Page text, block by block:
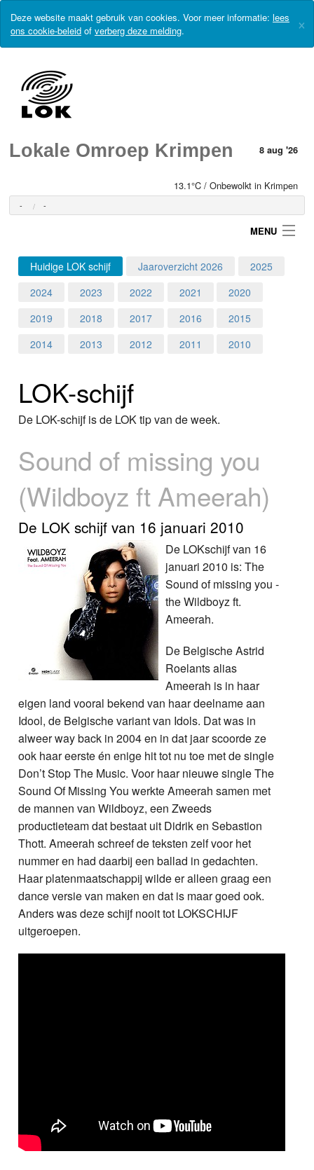
Deze website maakt gebruik van cookies. Voor meer informatie: lees
ons cookie-beleid of verberg deze melding. ×
Lokale Omroep Krimpen 8 aug '26
13.1°C / Onbewolkt in Krimpen
- -
MENU
Login
Home
Programma's
Nieuws
Foto's
Video
Webcam
Info
Huidige LOK schijf Jaaroverzicht 2026
2025
2024
2023 2022 2021
2020
2019
2018 2017 2016
2015
2014
2013 2012 2011 2010
LOK-schijf
De LOK-schijf is de LOK tip van de week.
Sound of missing you
(Wildboyz ft Ameerah)
De LOK schijf van 16 januari 2010
De LOKschijf van 16
januari 2010 is: The
Sound of missing you -
the Wildboyz ft.
Ameerah.
De Belgische Astrid
Roelants alias
Ameerah is in haar
eigen land vooral bekend van haar deelname aan
Idool, de Belgische variant van Idols. Dat was in
alweer way back in 2004 en in dat jaar scoorde ze
ook haar eerste én enige hit tot nu toe met de single
Don’t Stop The Music. Voor haar nieuwe single The
Sound Of Missing You werkte Ameerah samen met
de mannen van Wildboyz, een Zweeds
productieteam dat bestaat uit Didrik en Sebastion
Thott. Ameerah schreef de teksten zelf voor het
nummer en had daarbij een ballad in gedachten.
Haar platenmaatschappij wilde er alleen graag een
dance versie van maken en dat is maar goed ook.
Anders was deze schijf nooit tot LOKSCHIJF
uitgeroepen.